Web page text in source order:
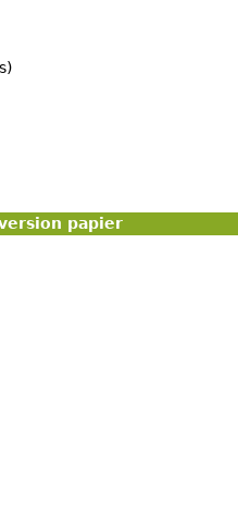
papier